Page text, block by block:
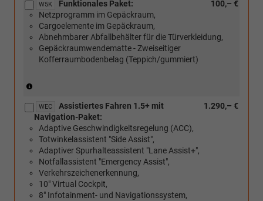
W5K 100,– €
Funktionales Paket:
Netzprogramm im Gepäckraum,
Cargoelemente im Gepäckraum,
Abnehmbarer Abfallbehälter für die Türverkleidung,
Gepäckraumwendematte - Zweiseitiger
Kofferraumbodenbelag (Teppich/gummiert)
Verbindung
mit:
[PKP]
Variabler
Ladeboden
im
Gepäckraum)
WEC 1.290,– €
Assistiertes Fahren 1.5+ mit
Navigation-Paket:
Adaptive Geschwindigkeitsregelung (ACC),
Totwinkelassistent "Side Assist",
Adaptiver Spurhalteassistent "Lane Assist+",
Notfallassistent "Emergency Assist",
Verkehrszeichenerkennung,
10" Virtual Cockpit,
8" Infotainment- und Navigationssystem,